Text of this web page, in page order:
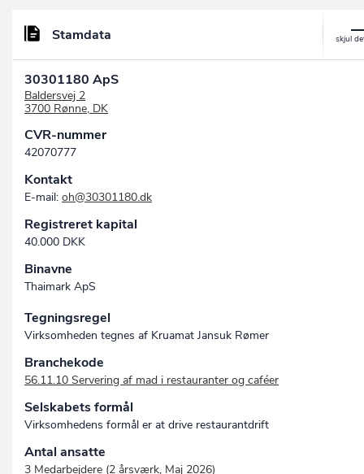
Stamdata
30301180 ApS
Baldersvej 2
3700 Rønne, DK
CVR-nummer
42070777
Kontakt
E-mail: oh@30301180.dk
Registreret kapital
40.000 DKK
Binavne
Thaimark ApS
Tegningsregel
Virksomheden tegnes af Kruamat Jansuk Rømer
Branchekode
56.11.10 Servering af mad i restauranter og caféer
Selskabets formål
Virksomhedens formål er at drive restaurantdrift
Antal ansatte
3 Medarbejdere (2 årsværk, Maj 2026)